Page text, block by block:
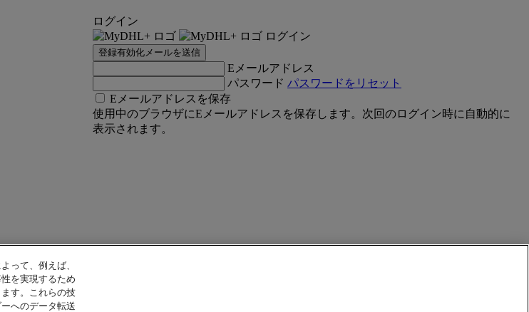
ログイン
ログイン
登録有効化メールを送信
Eメールアドレス
パスワード パスワードをリセット
Eメールアドレスを保存
使用中のブラウザにEメールアドレスを保存します。次回のログイン時に自動的に
表示されます。
って、例えば、
を実現するため
す。これらの技
へのデータ転送